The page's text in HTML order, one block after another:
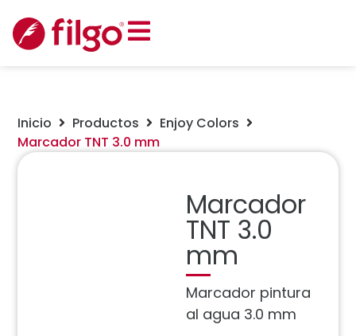
Inicio Productos
Enjoy Colors
Marcador TNT 3.0 mm
Marcador
TNT 3.0
mm
Marcador pintura
al agua 3.0 mm